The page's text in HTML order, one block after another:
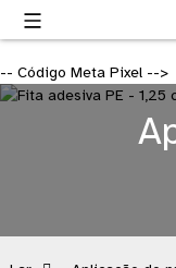
-- Código Meta Pixel -->